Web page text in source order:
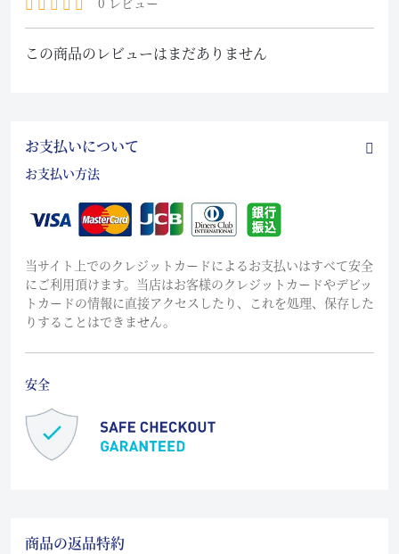
この商品のレビューはまだありません
お支払いについて
お支払い方法
当サイト上でのクレジットカードによるお支払いはすべて安全
にご利用頂けます。当店はお客様のクレジットカードやデビッ
トカードの情報に直接アクセスしたり、これを処理、保存した
りすることはできません。
安全
商品の返品特約